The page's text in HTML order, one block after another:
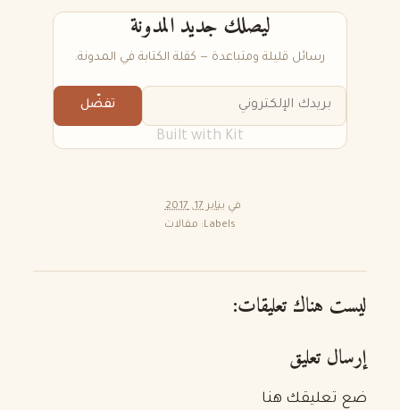
ليصلك جديد المدونة
رسائل قليلة ومتباعدة — كقلة الكتابة في المدونة.
تفضّل
Built with Kit
في يناير 17, 2017
Labels:
مقالات
ليست هناك تعليقات:
إرسال تعليق
ضع تعليقك هنا